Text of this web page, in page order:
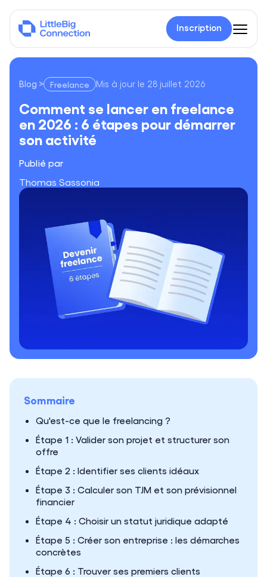
Inscription
Blog > Freelance
Comment se lancer en freelance en 2026 : 6 étapes pour
Mis à jour le 28 juillet 2026
Comment se lancer en freelance
en 2026 : 6 étapes pour démarrer
son activité
Publié par
Thomas Sassonia
Sommaire
Qu'est-ce que le freelancing ?
Étape 1 : Valider son projet et structurer son
offre
Étape 2 : Identifier ses clients idéaux
Étape 3 : Calculer son TJM et son prévisionnel
financier
Étape 4 : Choisir un statut juridique adapté
Étape 5 : Créer son entreprise : les démarches
concrètes
Étape 6 : Trouver ses premiers clients